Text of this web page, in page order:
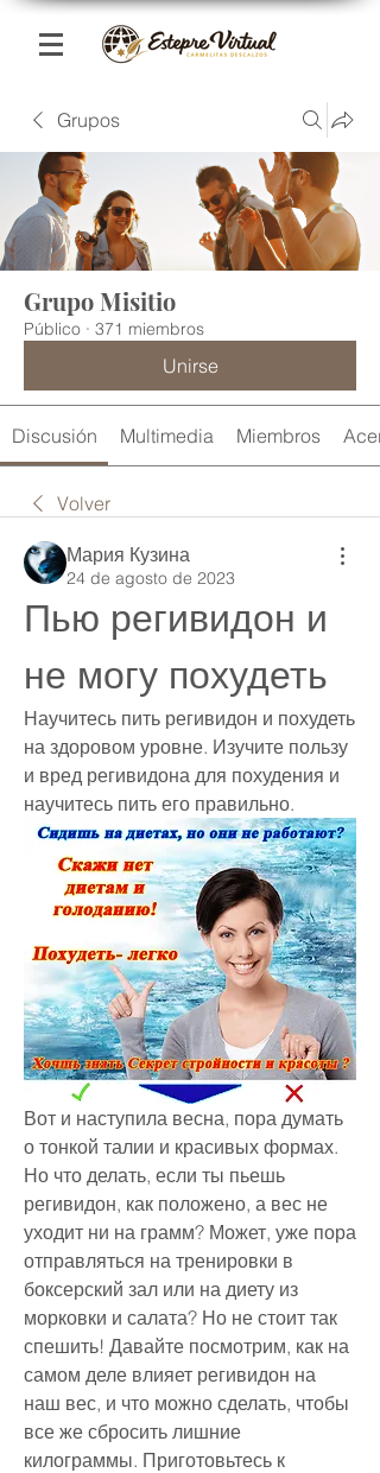
Grupos
Grupo Misitio
Público · 371 miembros
Unirse
Discusión Multimedia Miembros
Volver
Мария Кузина
24 de agosto de 2023
Пью регивидон и
не могу похудеть
Научитесь пить регивидон и похудеть
на здоровом уровне. Изучите пользу
и вред регивидона для похудения и
научитесь пить его правильно.
Вот и наступила весна, пора думать
о тонкой талии и красивых формах.
Но что делать, если ты пьешь
регивидон, как положено, а вес не
уходит ни на грамм? Может, уже пора
отправляться на тренировки в
боксерский зал или на диету из
морковки и салата? Но не стоит так
спешить! Давайте посмотрим, как на
самом деле влияет регивидон на
наш вес, и что можно сделать, чтобы
все же сбросить лишние
килограммы. Приготовьтесь к